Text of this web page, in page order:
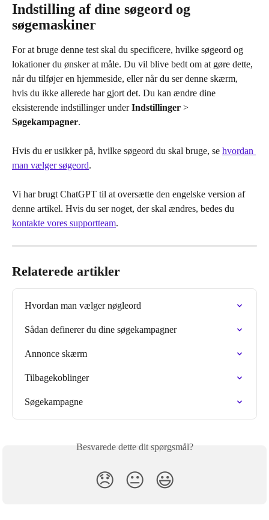
Indstilling af dine søgeord og
søgemaskiner
For at bruge denne test skal du specificere, hvilke søgeord og
lokationer du ønsker at måle. Du vil blive bedt om at gøre dette,
når du tilføjer en hjemmeside, eller når du ser denne skærm,
hvis du ikke allerede har gjort det. Du kan ændre dine
eksisterende indstillinger under Indstillinger >
Søgekampagner.
Hvis du er usikker på, hvilke søgeord du skal bruge, se hvordan
man vælger søgeord.
Vi har brugt ChatGPT til at oversætte den engelske version af
denne artikel. Hvis du ser noget, der skal ændres, bedes du
kontakte vores supportteam.
Relaterede artikler
Hvordan man vælger nøgleord
Sådan definerer du dine søgekampagner
Annonce skærm
Tilbagekoblinger
Søgekampagne
Besvarede dette dit spørgsmål?
😞 😐 😃